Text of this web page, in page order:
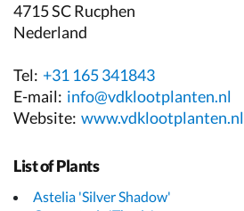
4715 SC Rucphen
Nederland
Tel: +31 165 341843
E-mail: info@vdklootplanten.nl
Website: www.vdklootplanten.nl
List of Plants
Astelia 'Silver Shadow'